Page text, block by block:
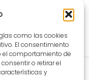
como las cookies
El consentimiento
el comportamiento de
o retirar el
y